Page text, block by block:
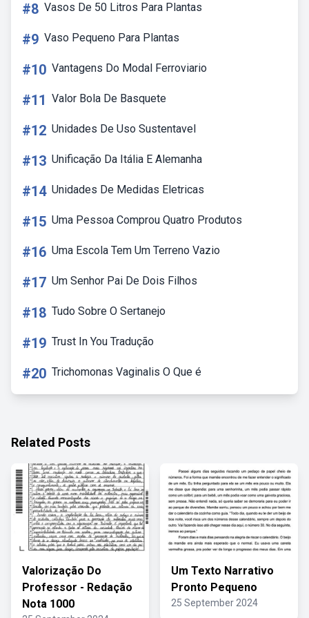
#8 Vasos De 50 Litros Para Plantas
#9 Vaso Pequeno Para Plantas
#10 Vantagens Do Modal Ferroviario
#11 Valor Bola De Basquete
#12 Unidades De Uso Sustentavel
#13 Unificação Da Itália E Alemanha
#14 Unidades De Medidas Eletricas
#15 Uma Pessoa Comprou Quatro Produtos
#16 Uma Escola Tem Um Terreno Vazio
#17 Um Senhor Pai De Dois Filhos
#18 Tudo Sobre O Sertanejo
#19 Trust In You Tradução
#20 Trichomonas Vaginalis O Que é
Related Posts
Valorização Do
Professor - Redação
Nota 1000
Um Texto Narrativo
Pronto Pequeno
25 September 2024